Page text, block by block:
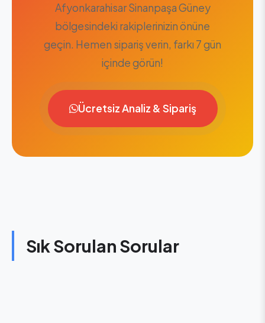
Afyonkarahisar Sinanpaşa Güney
bölgesindeki rakiplerinizin önüne
geçin. Hemen sipariş verin, farkı 7 gün
içinde görün!
Ücretsiz Analiz & Sipariş
Sık Sorulan Sorular